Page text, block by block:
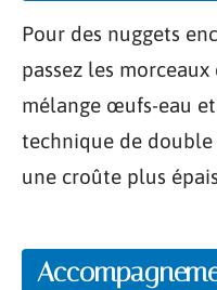
Pour des nuggets
passez les
mélange œufs-eau
technique de
une croûte plus